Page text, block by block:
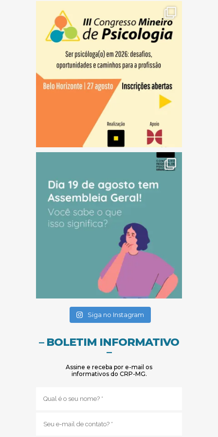
Siga no Instagram
– BOLETIM INFORMATIVO
–
Assine e receba por e-mail os
informativos do CRP-MG.
mail